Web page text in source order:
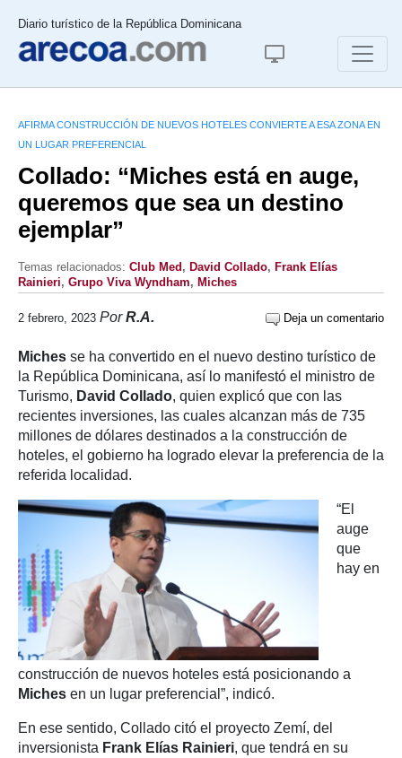
Diario turístico de la República Dominicana
AFIRMA CONSTRUCCIÓN DE NUEVOS HOTELES CONVIERTE A ESA ZONA EN
UN LUGAR PREFERENCIAL
Collado: “Miches está en auge,
queremos que sea un destino
ejemplar”
Temas relacionados: Club Med , David Collado, Frank Elías
Rainieri, Grupo Viva Wyndham, Miches
2 febrero, 2023 PorR.A. Deja un comentario
Miches se ha convertido en el nuevo destino turístico de
la República Dominicana, así lo manifestó el ministro de
Turismo, David Collado, quien explicó que con las
recientes inversiones, las cuales alcanzan más de 735
millones de dólares destinados a la construcción de
hoteles, el gobierno ha logrado elevar la preferencia de la
referida localidad.
“El
auge
que
hay en
construcción de nuevos hoteles está posicionando a
Miches en un lugar preferencial”, indicó.
En ese sentido, Collado citó el proyecto Zemí, del
inversionista Frank Elías Rainieri, que tendrá en su